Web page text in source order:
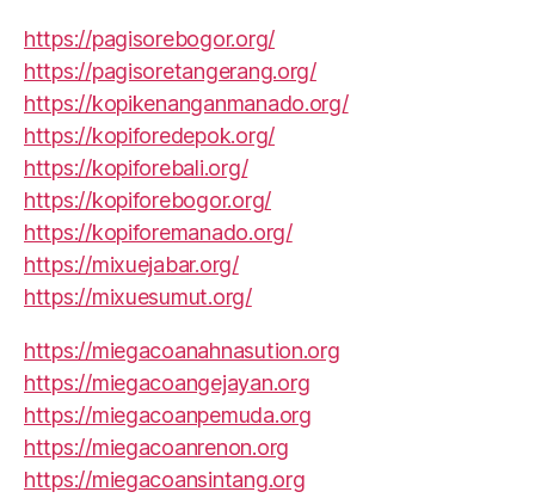
https://pagisorebogor.org/
https://pagisoretangerang.org/
https://kopikenanganmanado.org/
https://kopiforedepok.org/
https://kopiforebali.org/
https://kopiforebogor.org/
https://kopiforemanado.org/
https://mixuejabar.org/
https://mixuesumut.org/
https://miegacoanahnasution.org
https://miegacoangejayan.org
https://miegacoanpemuda.org
https://miegacoanrenon.org
https://miegacoansintang.org